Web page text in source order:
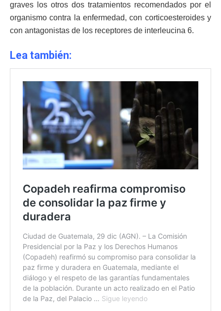
graves los otros dos tratamientos recomendados por el
organismo contra la enfermedad, con corticoesteroides y
con antagonistas de los receptores de interleucina 6.
Lea también: